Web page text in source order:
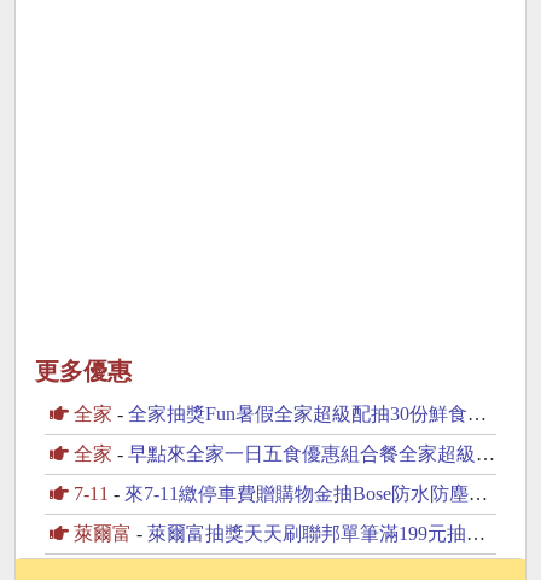
更多優惠
全家 - 全家抽獎Fun暑假全家超級配抽30份鮮食咖啡飲品
全家 - 早點來全家一日五食優惠組合餐全家超級配抽30份鮮食
7-11 - 來7-11繳停車費贈購物金抽Bose防水防塵藍芽喇叭
萊爾富 - 萊爾富抽獎天天刷聯邦單筆滿199元抽黃金豆